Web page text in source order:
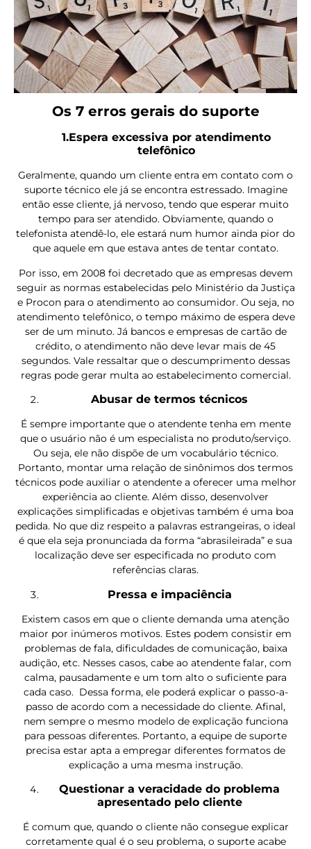
Os 7 erros gerais do suporte
1.Espera excessiva por atendimento
telefônico
Geralmente, quando um cliente entra em contato com o
suporte técnico ele já se encontra estressado. Imagine
então esse cliente, já nervoso, tendo que esperar muito
tempo para ser atendido. Obviamente, quando o
telefonista atendê-lo, ele estará num humor ainda pior do
que aquele em que estava antes de tentar contato.
Por isso, em 2008 foi decretado que as empresas devem
seguir as normas estabelecidas pelo Ministério da Justiça
e Procon para o atendimento ao consumidor. Ou seja, no
atendimento telefônico, o tempo máximo de espera deve
ser de um minuto. Já bancos e empresas de cartão de
crédito, o atendimento não deve levar mais de 45
segundos. Vale ressaltar que o descumprimento dessas
regras pode gerar multa ao estabelecimento comercial.
Abusar de termos técnicos
É sempre importante que o atendente tenha em mente
que o usuário não é um especialista no produto/serviço.
Ou seja, ele não dispõe de um vocabulário técnico.
Portanto, montar uma relação de sinônimos dos termos
técnicos pode auxiliar o atendente a oferecer uma melhor
experiência ao cliente. Além disso, desenvolver
explicações simplificadas e objetivas também é uma boa
pedida. No que diz respeito a palavras estrangeiras, o ideal
é que ela seja pronunciada da forma “abrasileirada” e sua
localização deve ser especificada no produto com
referências claras.
Pressa e impaciência
Existem casos em que o cliente demanda uma atenção
maior por inúmeros motivos. Estes podem consistir em
problemas de fala, dificuldades de comunicação, baixa
audição, etc. Nesses casos, cabe ao atendente falar, com
calma, pausadamente e um tom alto o suficiente para
cada caso. Dessa forma, ele poderá explicar o passo-a-
passo de acordo com a necessidade do cliente. Afinal,
nem sempre o mesmo modelo de explicação funciona
para pessoas diferentes. Portanto, a equipe de suporte
precisa estar apta a empregar diferentes formatos de
explicação a uma mesma instrução.
Questionar a veracidade do problema
apresentado pelo cliente
É comum que, quando o cliente não consegue explicar
corretamente qual é o seu problema, o suporte acabe